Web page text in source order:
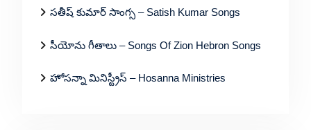
సతీష్ కుమార్ సాంగ్స – Satish Kumar Songs
సీయోను గీతాలు – Songs Of Zion Hebron Songs
హోసన్నా మినిస్ట్రీస్ – Hosanna Ministries